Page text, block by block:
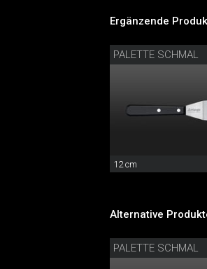
Ergänzende
PALETTE SCHMAL
12 cm
Alternative
PALETTE SCHMAL